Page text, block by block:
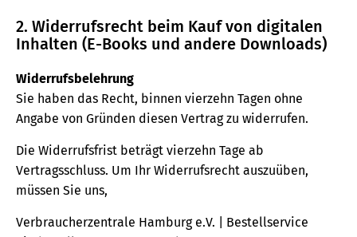
2. Widerrufsrecht beim Kauf von digitalen
Inhalten (E-Books und andere Downloads)
Widerrufsbelehrung
Sie haben das Recht, binnen vierzehn Tagen ohne
Angabe von Gründen diesen Vertrag zu widerrufen.
Die Widerrufsfrist beträgt vierzehn Tage ab
Vertragsschluss. Um Ihr Widerrufsrecht auszuüben,
müssen Sie uns,
Verbraucherzentrale Hamburg e.V. | Bestellservice